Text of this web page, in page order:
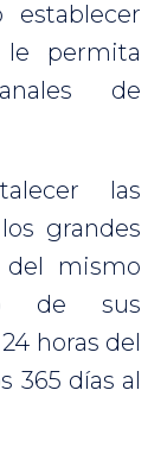
establecer
permita
de
las
grandes
del mismo
de sus
horas del
365 días al